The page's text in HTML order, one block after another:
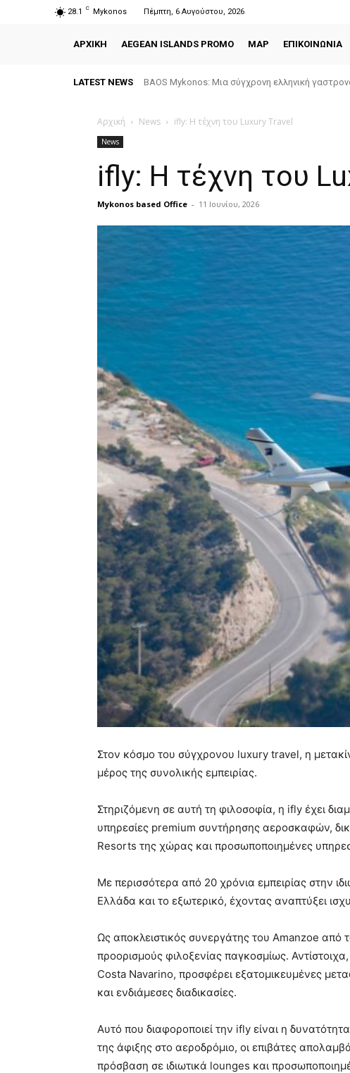
28.1 C Mykonos Πέμπτη, 6 Αυγούστου, 2026
ΑΡΧΙΚΗ AEGEAN ISLANDS PROMO MAP ΕΠΙΚΟΙΝΩΝΙΑ
LATEST NEWS BAOS Mykonos: Μια σύγχρονη ελληνική
Αρχική News ifly: Η τέχνη του Luxury Travel
News
ifly: Η τέχνη του
Mykonos based Office - 11 Ιουνίου, 2026
Στον κόσμο του σύγχρονου luxury travel, η
μέρος της συνολικής εμπειρίας.
Στηριζόμενη σε αυτή τη φιλοσοφία, η ifly έχει
υπηρεσίες premium συντήρησης αεροσκαφών,
Resorts της χώρας και προσωποποιημένες
Με περισσότερα από 20 χρόνια εμπειρίας στην
Ελλάδα και το εξωτερικό, έχοντας αναπτύξει
Ως αποκλειστικός συνεργάτης του Amanzoe
προορισμούς φιλοξενίας παγκοσμίως.
Costa Navarino, προσφέρει εξατομικευμένες
και ενδιάμεσες διαδικασίες.
Αυτό που διαφοροποιεί την ifly είναι η
της άφιξης στο αεροδρόμιο, οι επιβάτες
πρόσβαση σε ιδιωτικά lounges και